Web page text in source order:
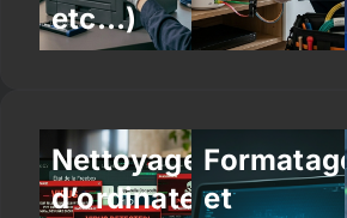
etc…)
Nettoyage
d’ordinateur
et